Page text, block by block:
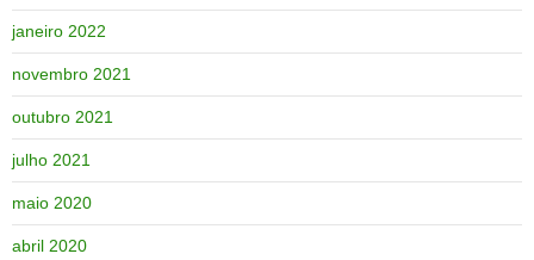
janeiro 2022
novembro 2021
outubro 2021
julho 2021
maio 2020
abril 2020